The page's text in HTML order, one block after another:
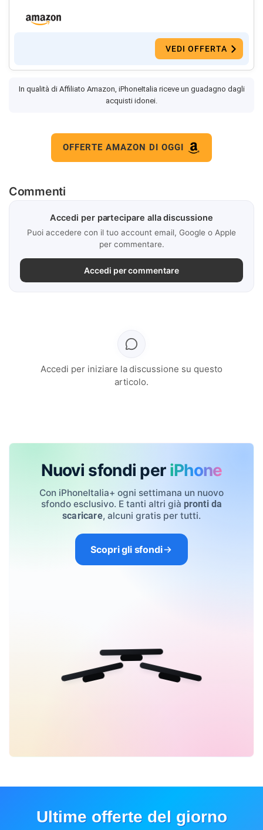
VEDI OFFERTA
In qualità di Affiliato Amazon, iPhoneItalia riceve un guadagno dagli
acquisti idonei.
OFFERTE AMAZON DI OGGI
Commenti
Accedi per partecipare alla discussione
Puoi accedere con il tuo account email, Google o Apple
per commentare.
Accedi per commentare
Accedi per iniziare la discussione su questo
articolo.
Nuovi sfondi per iPhone
Con iPhoneItalia+ ogni settimana un nuovo
sfondo esclusivo. E tanti altri già pronti da
scaricare, alcuni gratis per tutti.
Scopri gli sfondi
Ultime offerte del giorno